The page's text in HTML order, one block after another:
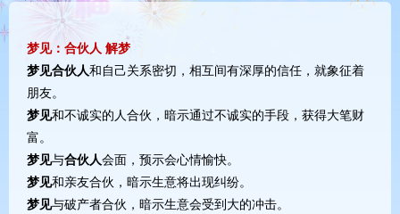
梦见：合伙人 解梦
梦见合伙人和自己关系密切，相互间有深厚的信任，就象征着
朋友。
梦见和不诚实的人合伙，暗示通过不诚实的手段，获得大笔财
富。
梦见与合伙人会面，预示会心情愉快。
梦见和亲友合伙，暗示生意将出现纠纷。
梦见与破产者合伙，暗示生意会受到大的冲击。